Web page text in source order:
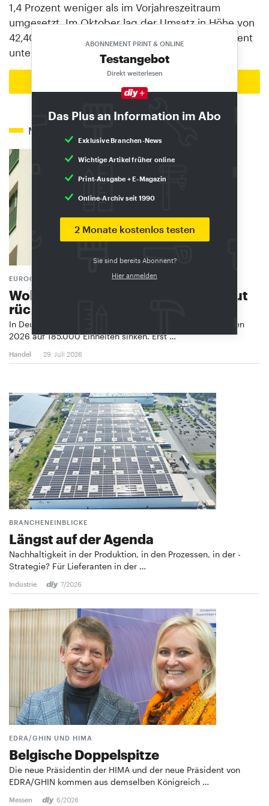
Das Plus an Information im Abo
Exklusive Branchen-News
Wichtige Artikel früher online
Print-Ausgabe + E-Magazin
Online-Archiv seit 1990
ABONNEMENT PRINT & ONLINE
Testangebot
Direkt weiterlesen
2 Monate kostenlos testen
Sie sind bereits Abonnent?
Hier anmelden
1,4 Prozent weniger als im Vorjahreszeitraum
umgesetzt. Im Oktober lag der Umsatz in Höhe von
42,407 Mrd. USD (36,291 Mrd. Euro) um 5,1 Prozent
unter dem Wert vom Oktober 2024.
Mehr zum Thema
EUROCONSTRUCT-PROGNOSE
Wohnungsbau in Deutschland erneut
rückläufig
In Deutschland wird die Zahl der Wohnungsfertigstellungen
2026 auf 185.000 Einheiten sinken. Erst …
Handel 29. Juli 2026
BRANCHENEINBLICKE
Längst auf der Agenda
Nachhaltigkeit in der Produktion, in den Prozessen, in der ­
Strategie? Für Lieferanten in der …
Industrie 7/2026
EDRA/GHIN UND HIMA
Belgische Doppelspitze
Die neue Präsidentin der HIMA und der neue Präsident von
EDRA/GHIN kommen aus demselben Königreich …
Messen 6/2026